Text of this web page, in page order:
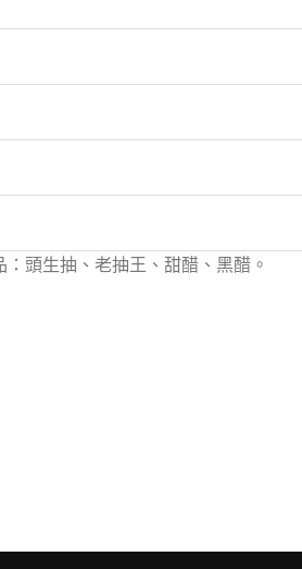
頭生抽、老抽王、甜醋、黑醋。